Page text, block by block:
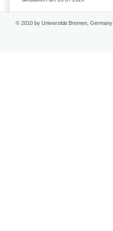
© 2010 by Universität Bremen, Germany